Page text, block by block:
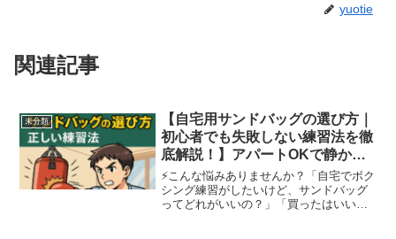
yuotie
関連記事
未分類
【自宅用サンドバッグの選び方｜
初心者でも失敗しない練習法を徹
底解説！】アパートOKで静か！
騒音対策も網羅
⚡️こんな悩みありませんか？「自宅でボク
シング練習がしたいけど、サンドバッグ
ってどれがいいの？」「買ったはいいけ